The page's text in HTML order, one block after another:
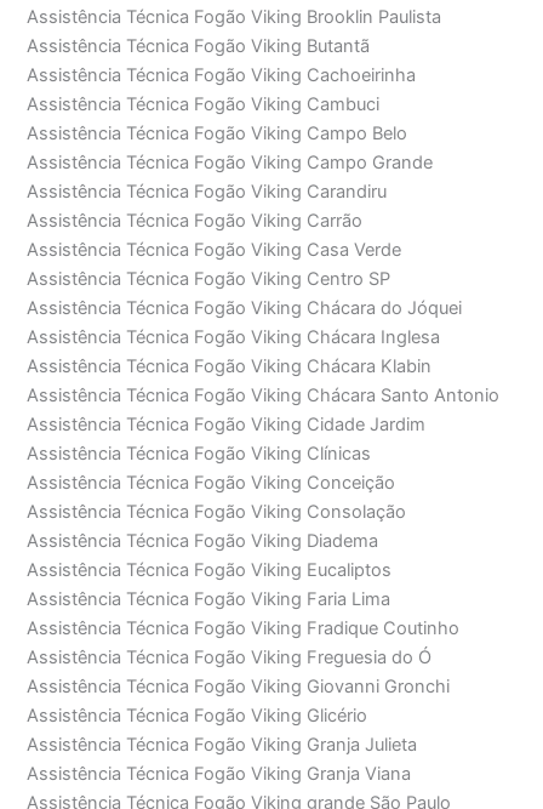
Assistência Técnica Fogão Viking Brooklin Paulista
Assistência Técnica Fogão Viking Butantã
Assistência Técnica Fogão Viking Cachoeirinha
Assistência Técnica Fogão Viking Cambuci
Assistência Técnica Fogão Viking Campo Belo
Assistência Técnica Fogão Viking Campo Grande
Assistência Técnica Fogão Viking Carandiru
Assistência Técnica Fogão Viking Carrão
Assistência Técnica Fogão Viking Casa Verde
Assistência Técnica Fogão Viking Centro SP
Assistência Técnica Fogão Viking Chácara do Jóquei
Assistência Técnica Fogão Viking Chácara Inglesa
Assistência Técnica Fogão Viking Chácara Klabin
Assistência Técnica Fogão Viking Chácara Santo Antonio
Assistência Técnica Fogão Viking Cidade Jardim
Assistência Técnica Fogão Viking Clínicas
Assistência Técnica Fogão Viking Conceição
Assistência Técnica Fogão Viking Consolação
Assistência Técnica Fogão Viking Diadema
Assistência Técnica Fogão Viking Eucaliptos
Assistência Técnica Fogão Viking Faria Lima
Assistência Técnica Fogão Viking Fradique Coutinho
Assistência Técnica Fogão Viking Freguesia do Ó
Assistência Técnica Fogão Viking Giovanni Gronchi
Assistência Técnica Fogão Viking Glicério
Assistência Técnica Fogão Viking Granja Julieta
Assistência Técnica Fogão Viking Granja Viana
Assistência Técnica Fogão Viking grande São Paulo